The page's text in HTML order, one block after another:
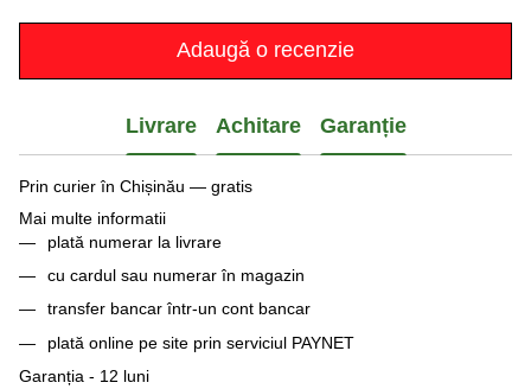
Adaugă o recenzie
Livrare Achitare Garanție
Prin curier în Chișinău — gratis
Mai multe informatii
plată numerar la livrare
cu cardul sau numerar în magazin
transfer bancar într-un cont bancar
plată online pe site prin serviciul PAYNET
Garanția - 12 luni